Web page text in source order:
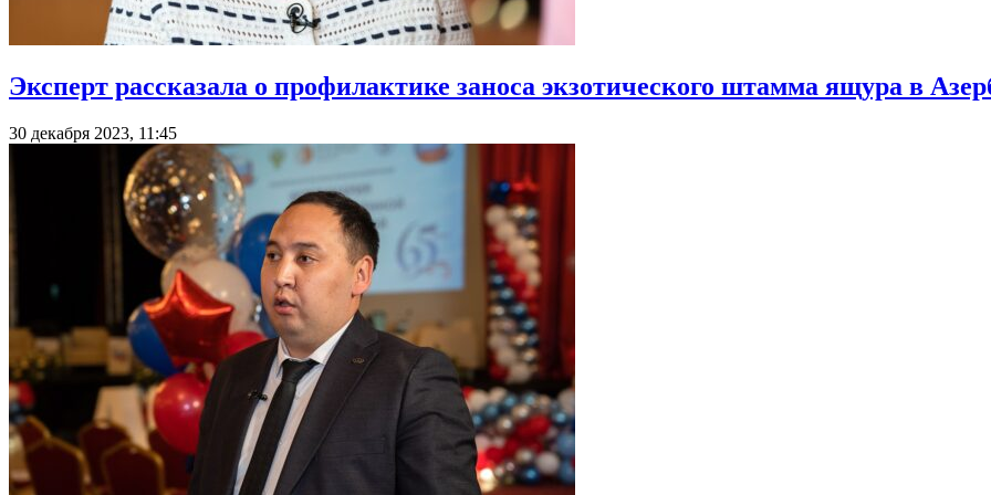
Эксперт рассказала о профилактике заноса экзотического штамма ящура в
30 декабря 2023, 11:45